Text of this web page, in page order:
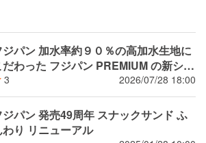
ジパン 加水率約９０％の高加水生地に
だわった フジパン PREMIUM の新シリ
ズ 潤rich（うるおいりっち）うるおい
サンド ブルーベリー 8月新発売
3 2026/07/28 18:00
パン 発売49周年 スナックサンド ふ
わり リニューアル